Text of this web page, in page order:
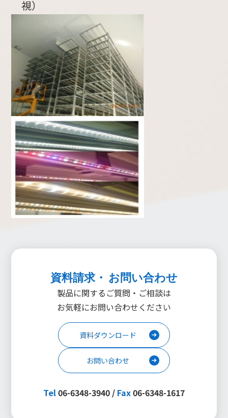
視）
資料請求・ お問い合わせ
製品に関するご質問・ご相談は
お気軽にお問い合わせください
資料ダウンロード
お問い合わせ
Tel06-6348-3940 / Fax06-6348-1617